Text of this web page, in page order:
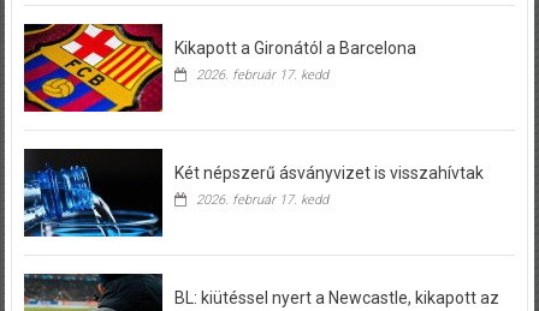
Kikapott a Gironától a Barcelona
2026. február 17. kedd
Két népszerű ásványvizet is visszahívtak
2026. február 17. kedd
BL: kiütéssel nyert a Newcastle, kikapott az